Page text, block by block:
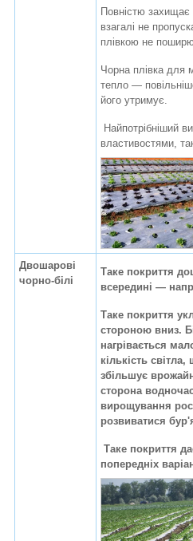
Найпотрібніший
властивостями,
Чорна плівка для
тепло —
його утримує.
Повністю захищає
взагалі не
плівкою не
Двошарові
чорно-білі
Таке покриття
попередніх
Таке покриття
стороною вниз.
нагрівається
кількість
збільшує
сторона
вирощування
розвиватися
Таке покриття
всередині —